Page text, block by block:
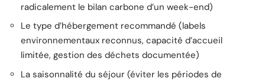
radicalement le bilan carbone d’un week-end)
Le type d’hébergement recommandé (labels
environnementaux reconnus, capacité d’accueil
limitée, gestion des déchets documentée)
La saisonnalité du séjour (éviter les périodes de